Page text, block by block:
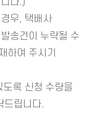
다.)
우, 택배사
송건이 누락될 수
하여 주시기
록 신청 수량을
드립니다.